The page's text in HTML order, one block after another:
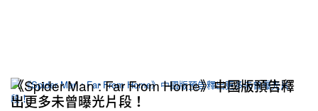
《Spider Man : Far From Home》中國版預告釋
出更多未曾曝光片段！